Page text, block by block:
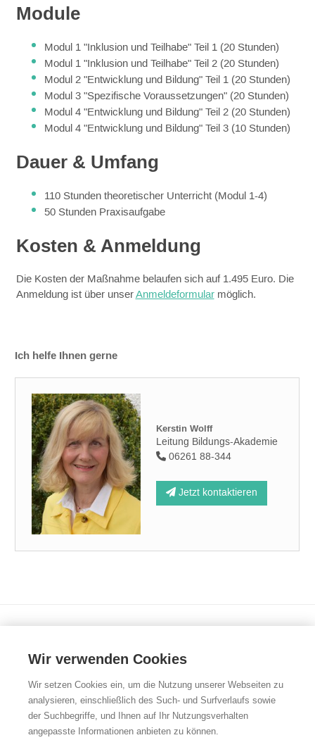
Module
Modul 1 "Inklusion und Teilhabe" Teil 1 (20 Stunden)
Modul 1 "Inklusion und Teilhabe" Teil 2 (20 Stunden)
Modul 2 "Entwicklung und Bildung" Teil 1 (20 Stunden)
Modul 3 "Spezifische Voraussetzungen" (20 Stunden)
Modul 4 "Entwicklung und Bildung" Teil 2 (20 Stunden)
Modul 4 "Entwicklung und Bildung" Teil 3 (10 Stunden)
Dauer & Umfang
110 Stunden theoretischer Unterricht (Modul 1-4)
50 Stunden Praxisaufgabe
Kosten & Anmeldung
Die Kosten der Maßnahme belaufen sich auf 1.495 Euro. Die
Anmeldung ist über unserAnmeldeformularmöglich.
Ich helfe Ihnen gerne
Kerstin Wolff
Leitung Bildungs-Akademie
06261 88-344
Jetzt kontaktieren
Impressum
Sitemap
Kontakt
Über uns
Wir verwenden Cookies
Wir setzen Cookies ein, um die Nutzung unserer Webseiten zu
analysieren, einschließlich des Such- und Surfverlaufs sowie
der Suchbegriffe, und Ihnen auf Ihr Nutzungsverhalten
angepasste Informationen anbieten zu können.